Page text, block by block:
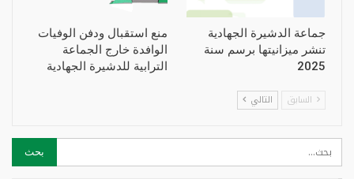
جماعة الدشيرة الجهادية
تنشر ميزانيتها برسم سنة
2025
منع استقبال ودفن الوفيات
الوافدة خارج الجماعة
الترابية للدشيرة الجهادية
السابق التالي